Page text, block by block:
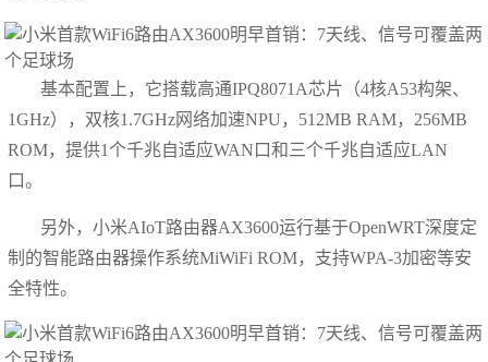
基本配置上，它搭载高通IPQ8071A芯片（4核A53构架、
1GHz），双核1.7GHz网络加速NPU，512MB RAM，256MB
ROM，提供1个千兆自适应WAN口和三个千兆自适应LAN
口。
另外，小米AIoT路由器AX3600运行基于OpenWRT深度定
制的智能路由器操作系统MiWiFi ROM，支持WPA-3加密等安
全特性。